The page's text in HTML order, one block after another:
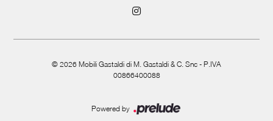
© 2026 Mobili Gastaldi di M. Gastaldi & C. Snc - P.IVA
00866400088
Powered by